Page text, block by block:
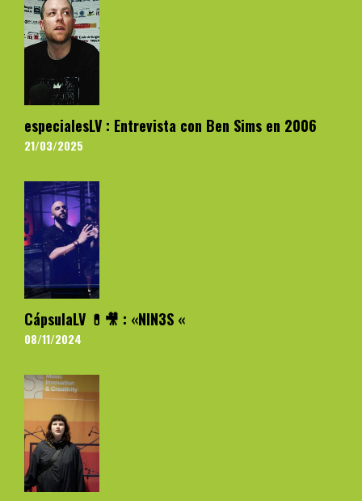
especialesLV : Entrevista con Ben Sims en 2006
21/03/2025
CápsulaLV 💊🎥 : «NIN3S «
08/11/2024